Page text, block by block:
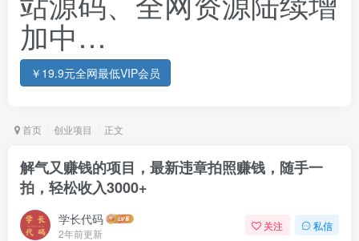
加中…
￥19.9元全网最低VIP会员
首页 创业项目 正文
解气又赚钱的项目，最新违章拍照赚钱，随手一
拍，轻松收入3000+
学长代码
2年前更新
关注 私信